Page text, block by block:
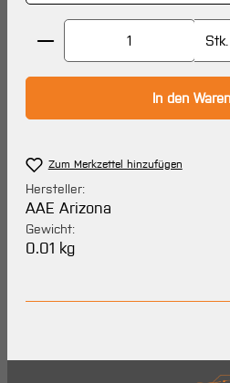
Produkt Anzahl: Gib denStk.
In den
Zum Merkzettel hinzufügen
Hersteller:
AAE Arizona
Gewicht:
0.01 kg